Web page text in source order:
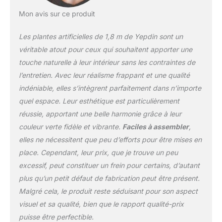
d'enfant à entretenir.
espace : notre plante
artificielle de décoration
d'intérieur offre juste le bon
ajustement pour tout espace
compris la chambre, la
cuisine, le salon, la terrasse,
le porche, le bureau à
domicile, les cafés, et plus
encore pour rehausser son
look avec une touche de
verdure vibrante. Faites-en
un cadeau : en plus d'être un
ajout accrocheur à votre
maison, notre faux palmier
est également un cadeau
Mon avis sur ce produit
Les plantes artificielles de 1,8 m de Yepdin sont un
véritable atout pour ceux qui souhaitent apporter une
touche naturelle à leur intérieur sans les contraintes de
l’entretien. Avec leur réalisme frappant et une qualité
indéniable, elles s’intègrent parfaitement dans n’importe
quel espace. Leur esthétique est particulièrement
réussie, apportant une belle harmonie grâce à leur
couleur verte fidèle et vibrante. Faciles à assembler,
elles ne nécessitent que peu d’efforts pour être mises en
place. Cependant, leur prix, que je trouve un peu
excessif, peut constituer un frein pour certains, d’autant
plus qu’un petit défaut de fabrication peut être présent.
Malgré cela, le produit reste séduisant pour son aspect
visuel et sa qualité, bien que le rapport qualité-prix
puisse être perfectible.